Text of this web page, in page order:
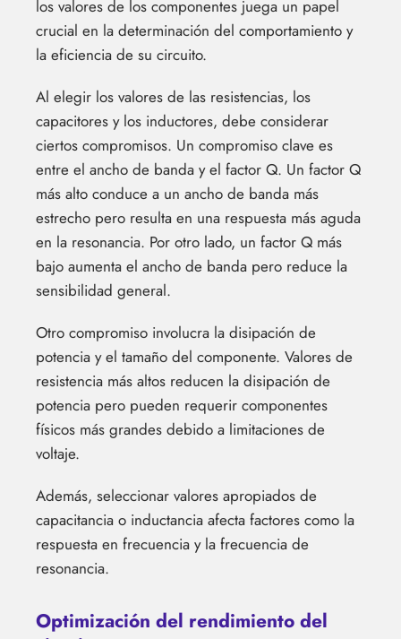
los valores de los componentes juega un papel
crucial en la determinación del comportamiento y
la eficiencia de su circuito.
Al elegir los valores de las resistencias, los
capacitores y los inductores, debe considerar
ciertos compromisos. Un compromiso clave es
entre el ancho de banda y el factor Q. Un factor Q
más alto conduce a un ancho de banda más
estrecho pero resulta en una respuesta más aguda
en la resonancia. Por otro lado, un factor Q más
bajo aumenta el ancho de banda pero reduce la
sensibilidad general.
Otro compromiso involucra la disipación de
potencia y el tamaño del componente. Valores de
resistencia más altos reducen la disipación de
potencia pero pueden requerir componentes
físicos más grandes debido a limitaciones de
voltaje.
Además, seleccionar valores apropiados de
capacitancia o inductancia afecta factores como la
respuesta en frecuencia y la frecuencia de
resonancia.
Optimización del rendimiento del